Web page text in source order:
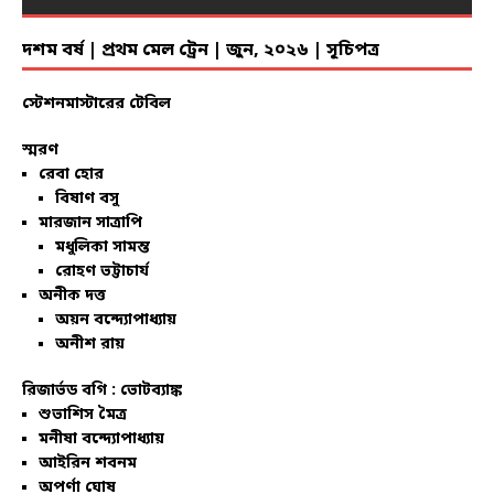
দশম বর্ষ | প্রথম মেল ট্রেন | জুন, ২০২৬ | সূচিপত্র
স্টেশনমাস্টারের টেবিল
স্মরণ
রেবা হোর
বিষাণ বসু
মারজান সাত্রাপি
মধুলিকা সামন্ত
রোহণ ভট্টাচার্য
অনীক দত্ত
অয়ন বন্দ্যোপাধ্যায়
অনীশ রায়
রিজার্ভড বগি : ভোটব্যাঙ্ক
শুভাশিস মৈত্র
মনীষা বন্দ্যোপাধ্যায়
আইরিন শবনম
অপর্ণা ঘোষ